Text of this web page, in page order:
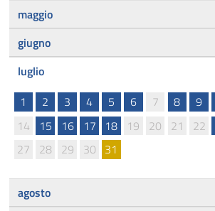
maggio
giugno
luglio
1
2 3 4 5 6 7 8 9
14
15 16 17 18 19 20 21 22
27
28 29 30 31
agosto